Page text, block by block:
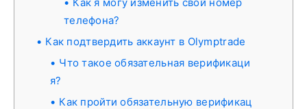
телефона?
Как подтвердить аккаунт в Olymptrade
Что такое обязательная верификаци
я?
Как пройти обязательную верификац